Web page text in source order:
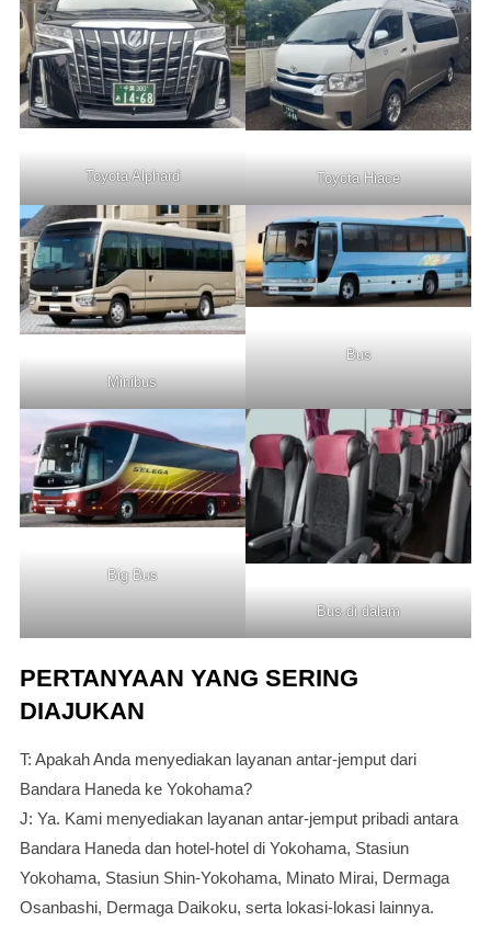
Toyota Alphard Toyota Hiace
Minibus
Bus
Big Bus
Bus di dalam
PERTANYAAN YANG SERING
DIAJUKAN
T: Apakah Anda menyediakan layanan antar-jemput dari
Bandara Haneda ke Yokohama?
J: Ya. Kami menyediakan layanan antar-jemput pribadi antara
Bandara Haneda dan hotel-hotel di Yokohama, Stasiun
Yokohama, Stasiun Shin-Yokohama, Minato Mirai, Dermaga
Osanbashi, Dermaga Daikoku, serta lokasi-lokasi lainnya.